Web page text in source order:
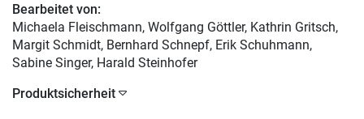
Bearbeitet von:
Michaela Fleischmann, Wolfgang Göttler, Kathrin Gritsch,
Margit Schmidt, Bernhard Schnepf, Erik Schuhmann,
Sabine Singer, Harald Steinhofer
Produktsicherheit